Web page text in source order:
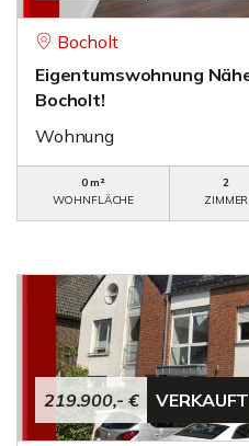
Bocholt
Eigentumswohnung
Bocholt!
Wohnung
0 m²
WOHNFLÄCHE
2
ZIMMER
219.900,- € VERKAUFT